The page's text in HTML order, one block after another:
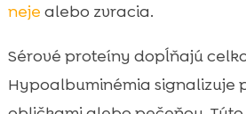
neje alebo zvracia.
Sérové proteíny dopĺňajú
Hypoalbuminémia signalizuje